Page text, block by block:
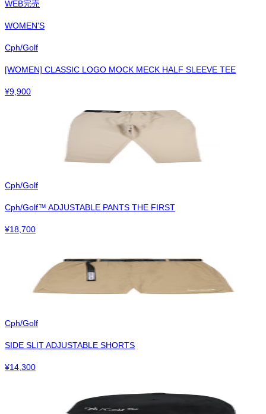
WEB完売
WOMEN'S
Cph/Golf
[WOMEN] CLASSIC LOGO MOCK MECK HALF SLEEVE TEE
¥9,900
Cph/Golf
Cph/Golf™︎ ADJUSTABLE PANTS THE FIRST
¥18,700
Cph/Golf
SIDE SLIT ADJUSTABLE SHORTS
¥14,300